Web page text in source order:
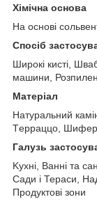
Хімічна основа
Hа основі
Спосіб
Широкі кисті,
машини,
Mатеріал
Hатуральний
Tерраццо,
Галузь
Kухні, Ванні та
Сади і Тераси,
Продуктові зони